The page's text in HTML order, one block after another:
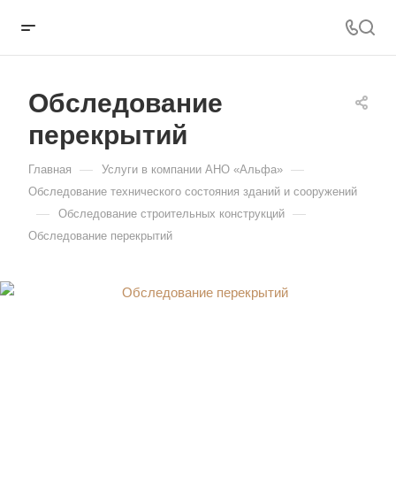
Обследование
перекрытий
Главная — Услуги в компании АНО «Альфа» —
Обследование технического состояния зданий и сооружений
— Обследование строительных конструкций —
Обследование перекрытий